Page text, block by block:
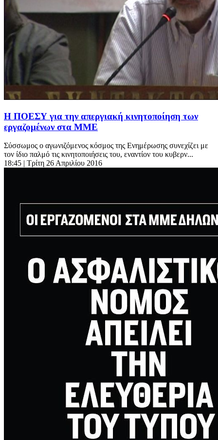
Η ΠΟΕΣΥ για την απεργιακή κινητοποίηση των
εργαζομένων στα ΜΜΕ
Σύσσωμος ο αγωνιζόμενος κόσμος της Ενημέρωσης συνεχίζει με
τον ίδιο παλμό τις κινητοποιήσεις του, εναντίον του κυβερν...
18:45 | Τρίτη 26 Απριλίου 2016